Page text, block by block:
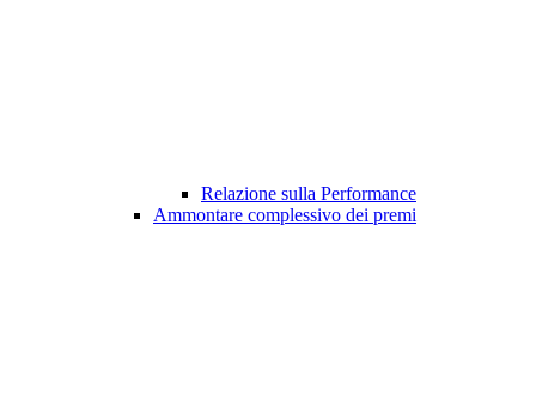
Relazione sulla Performance
Ammontare complessivo dei premi